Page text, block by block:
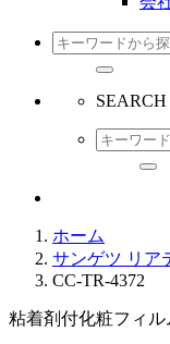
SEARCH
ホーム
サンゲツ リア
CC-TR-4372
粘着剤付化粧フィル